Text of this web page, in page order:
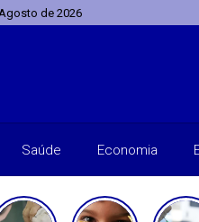
de 2026
Saúde Economia